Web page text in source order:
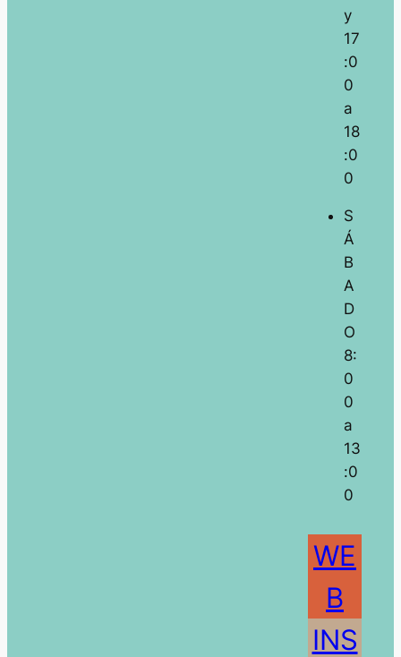
y
17
:0
0
a
18
:0
0
S
Á
B
A
D
O
8:
0
0
a
13
:0
0
WE
B
INS